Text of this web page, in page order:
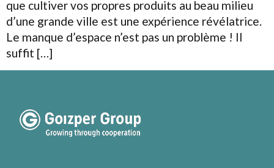
que cultiver vos propres produits au beau milieu
d’une grande ville est une expérience révélatrice.
Le manque d’espace n’est pas un problème ! Il
suffit […]